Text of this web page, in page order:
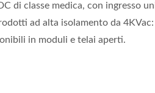
di classe medica, con ingresso
ad alta isolamento da
in moduli e telai aperti.